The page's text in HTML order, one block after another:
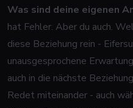
Was sind deine eigenen
hat Fehler. Aber du auch.
diese Beziehung rein -
unausgesprochene
auch in die nächste
Redet miteinander - auch